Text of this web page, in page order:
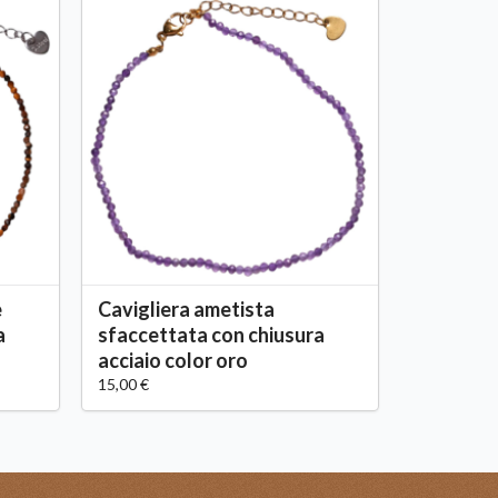
Cavigliera ametista
sfaccettata con chiusura
acciaio color oro
15,00 €